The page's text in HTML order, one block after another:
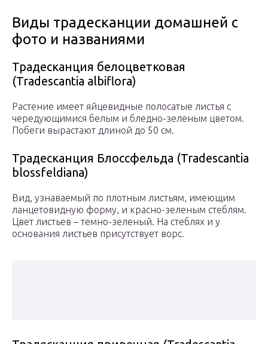
Виды традесканции домашней с
фото и названиями
Традесканция белоцветковая
(Tradescantia albiflora)
Растение имеет яйцевидные полосатые листья с
чередующимися белым и бледно-зеленым цветом.
Побеги вырастают длиной до 50 см.
Традесканция Блоссфельда (Tradescantia
blossfeldiana)
Вид, узнаваемый по плотным листьям, имеющим
ланцетовидную форму, и красно-зеленым стеблям.
Цвет листьев – темно-зеленый. На стеблях и у
основания листьев присутствует ворс.